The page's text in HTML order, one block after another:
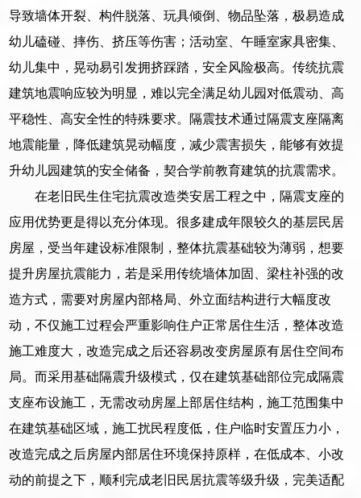
导致墙体开裂、构件脱落、玩具倾倒、物品坠落，极易造成
幼儿磕碰、摔伤、挤压等伤害；活动室、午睡室家具密集、
幼儿集中，晃动易引发拥挤踩踏，安全风险极高。传统抗震
建筑地震响应较为明显，难以完全满足幼儿园对低震动、高
平稳性、高安全性的特殊要求。隔震技术通过隔震支座隔离
地震能量，降低建筑晃动幅度，减少震害损失，能够有效提
升幼儿园建筑的安全储备，契合学前教育建筑的抗震需求。
在老旧民生住宅抗震改造类安居工程之中，隔震支座的
应用优势更是得以充分体现。很多建成年限较久的基层民居
房屋，受当年建设标准限制，整体抗震基础较为薄弱，想要
提升房屋抗震能力，若是采用传统墙体加固、梁柱补强的改
造方式，需要对房屋内部格局、外立面结构进行大幅度改
动，不仅施工过程会严重影响住户正常居住生活，整体改造
施工难度大，改造完成之后还容易改变房屋原有居住空间布
局。而采用基础隔震升级模式，仅在建筑基础部位完成隔震
支座布设施工，无需改动房屋上部居住结构，施工范围集中
在建筑基础区域，施工扰民程度低，住户临时安置压力小，
改造完成之后房屋内部居住环境保持原样，在低成本、小改
动的前提之下，顺利完成老旧民居抗震等级升级，完美适配